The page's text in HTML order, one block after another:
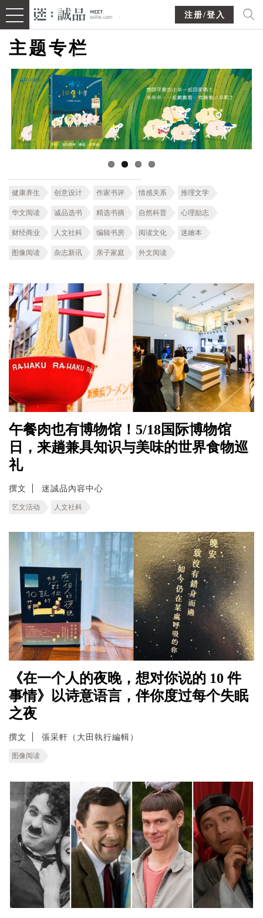
注册/登入
主题专栏
健康养生 创意设计 作家书评 情感关系 推理文学
华文阅读 诚品选书 精选书摘 自然科普 心理励志
财经商业 人文社科 编辑书房 阅读文化 迷繪本
图像阅读 杂志新讯 亲子家庭 外文阅读
午餐肉也有博物馆！5/18国际博物馆
日，来趟兼具知识与美味的世界食物巡
礼
撰文 迷誠品內容中心
艺文活动 人文社科
《在一个人的夜晚，想对你说的 10 件
事情》以诗意语言，伴你度过每个失眠
之夜
撰文 張采軒（大田執行編輯）
图像阅读